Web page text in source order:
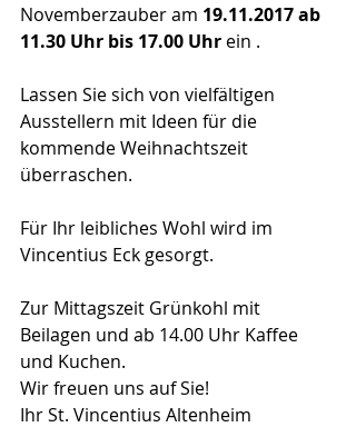
Novemberzauber am 19.11.2017 ab
11.30 Uhr bis 17.00 Uhr ein .
Lassen Sie sich von vielfältigen
Ausstellern mit Ideen für die
kommende Weihnachtszeit
überraschen.
Für Ihr leibliches Wohl wird im
Vincentius Eck gesorgt.
Zur Mittagszeit Grünkohl mit
Beilagen und ab 14.00 Uhr Kaffee
und Kuchen.
Wir freuen uns auf Sie!
Ihr St. Vincentius Altenheim